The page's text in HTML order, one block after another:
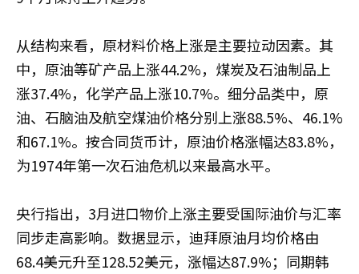
从结构来看，原材料价格上涨是主要拉动因素。其
中，原油等矿产品上涨44.2%，煤炭及石油制品上
涨37.4%，化学产品上涨10.7%。细分品类中，原
油、石脑油及航空煤油价格分别上涨88.5%、46.1%
和67.1%。按合同货币计，原油价格涨幅达83.8%，
为1974年第一次石油危机以来最高水平。
央行指出，3月进口物价上涨主要受国际油价与汇率
同步走高影响。数据显示，迪拜原油月均价格由
68.4美元升至128.52美元，涨幅达87.9%；同期韩